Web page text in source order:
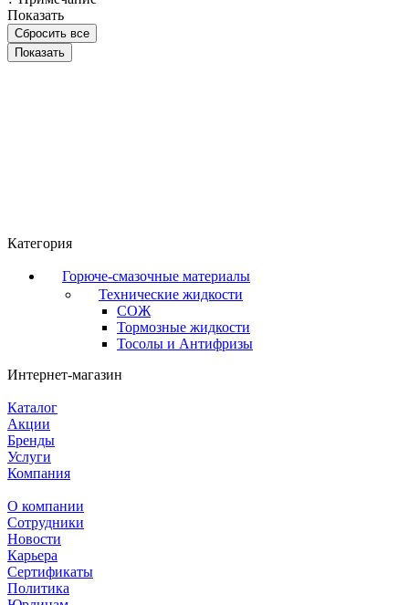
Показать
Сбросить все
Категория
Горюче-смазочные материалы
Технические жидкости
СОЖ
Тормозные жидкости
Тосолы и Антифризы
Интернет-магазин
Каталог
Акции
Бренды
Услуги
Компания
О компании
Сотрудники
Новости
Карьера
Сертификаты
Политика